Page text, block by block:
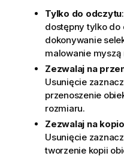
Tylko do odczytu
dostępny tylko do
dokonywanie
malowanie myszą
Zezwalaj na
Usunięcie
przenoszenie
rozmiaru.
Zezwalaj na
Usunięcie
tworzenie kopii